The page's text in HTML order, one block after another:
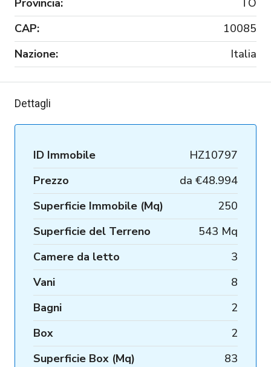
Provincia:
TO
CAP:
10085
Nazione:
Italia
Dettagli
ID Immobile
HZ10797
Prezzo
da €48.994
Superficie Immobile (Mq)
250
Superficie del Terreno
543 Mq
Camere da letto
3
Vani
8
Bagni
2
Box
2
Superficie Box (Mq)
83